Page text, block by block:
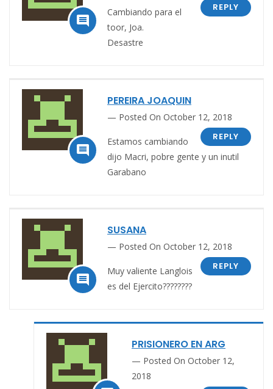

REPLY
Cambiando para el
toor, Joa.
Desastre

PEREIRA JOAQUIN
Posted On October 12, 2018
REPLY
Estamos cambiando
dijo Macri, pobre gente y un inutil
Garabano

SUSANA
Posted On October 12, 2018
REPLY
Muy valiente Langlois
es del Ejercito????????
PRISIONERO EN ARG
Posted On October 12,
2018